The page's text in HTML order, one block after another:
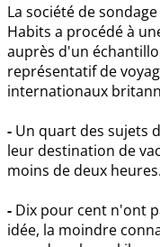
La société de
Habits a procédé à
auprès d'un
représentatif de
internationaux
- Un quart des sujets
leur destination de
moins de deux heures.
- Dix pour cent n'ont
idée, la moindre